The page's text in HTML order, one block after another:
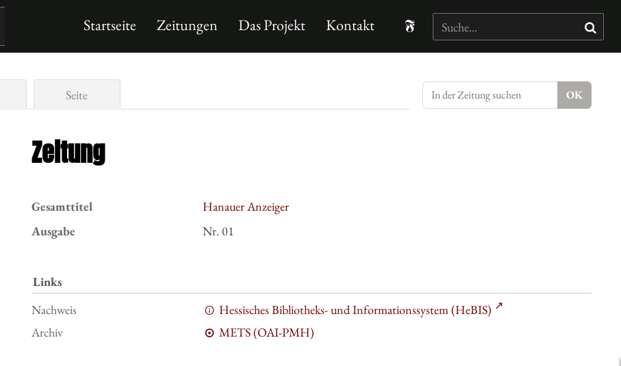
Startseite Zeitungen Das Projekt Kontakt
Seite
Zeitung
Gesamttitel
Hanauer Anzeiger
Ausgabe
Nr. 01
Links
Nachweis
Hessisches Bibliotheks- und Informationssystem (HeBIS)
Archiv
METS (OAI-PMH)